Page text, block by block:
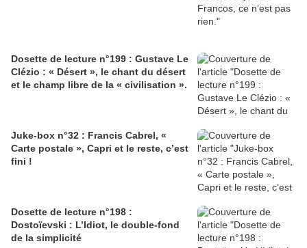
Dosette de lecture n°199 : Gustave Le
Clézio : « Désert », le chant du désert
et le champ libre de la « civilisation ».
Juke-box n°32 : Francis Cabrel, «
Carte postale », Capri et le reste, c’est
fini !
Dosette de lecture n°198 :
Dostoïevski : L’Idiot, le double-fond
de la simplicité